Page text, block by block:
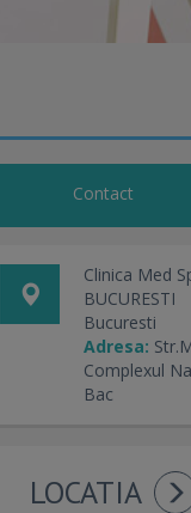
Contact
Clinica Med
BUCURESTI
Bucuresti
Adresa:
Complexul
Bac
LOCATIA